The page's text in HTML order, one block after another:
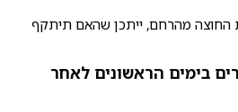
החוצה מהרחם, ייתכן שהאם תיתקף
בימים הראשונים לאחר